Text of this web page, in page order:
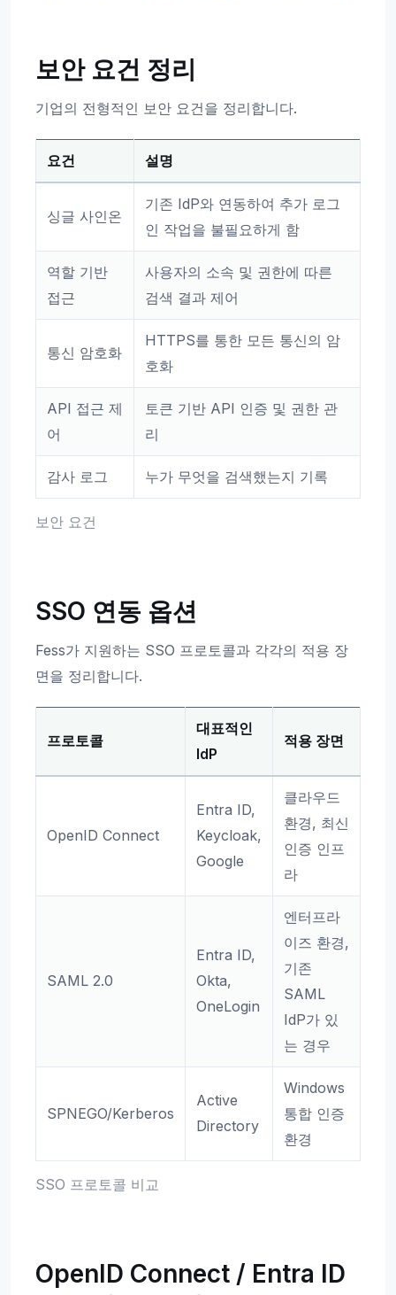
보안 요건 정리
기업의 전형적인 보안 요건을 정리합니다.
보안 요건
요건 설명
싱글 사인온
기존 IdP와 연동하여 추가 로그
인 작업을 불필요하게 함
역할 기반
접근
사용자의 소속 및 권한에 따른
검색 결과 제어
통신 암호화
HTTPS를 통한 모든 통신의 암
호화
API 접근 제
어
토큰 기반 API 인증 및 권한 관
리
감사 로그 누가 무엇을 검색했는지 기록
SSO 연동 옵션
Fess가 지원하는 SSO 프로토콜과 각각의 적용 장
면을 정리합니다.
SSO 프로토콜 비교
프로토콜
대표적인
IdP
적용 장면
OpenID Connect
Entra ID,
Keycloak,
Google
클라우드
환경, 최신
인증 인프
라
SAML 2.0
Entra ID,
Okta,
OneLogin
엔터프라
이즈 환경,
기존
SAML
IdP가 있
는 경우
SPNEGO/Kerberos
Active
Directory
Windows
통합 인증
환경
OpenID Connect / Entra ID